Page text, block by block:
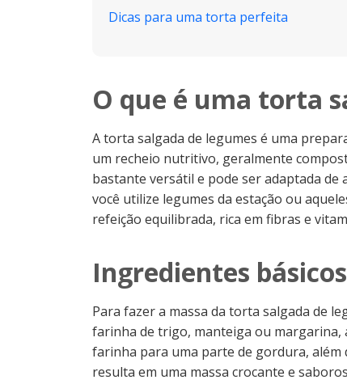
Dicas para uma torta perfeita
O que é uma torta
A torta salgada de legumes é uma
um recheio nutritivo, geralmente
bastante versátil e pode ser adaptada
você utilize legumes da estação ou
refeição equilibrada, rica em fibras e
Ingredientes
Para fazer a massa da torta salgada de
farinha de trigo, manteiga ou margarina,
farinha para uma parte de gordura, além
resulta em uma massa crocante e